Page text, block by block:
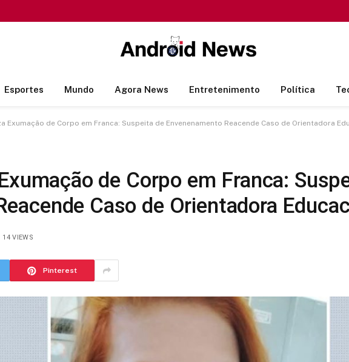
Esportes Mundo Agora News Entretenimento Política
Exumação de Corpo em Franca: Suspeita de Envenenamento Reacende Caso de Orientadora
de Corpo em Franca:
Caso de Orientadora
14VIEWS
Pinterest